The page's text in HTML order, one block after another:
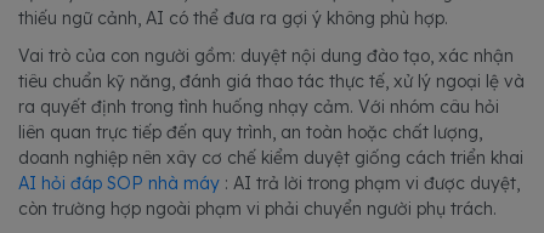
thiếu ngữ cảnh, AI có thể đưa ra gợi ý không phù hợp.
Vai trò của con người gồm: duyệt nội dung đào tạo, xác nhận
tiêu chuẩn kỹ năng, đánh giá thao tác thực tế, xử lý ngoại lệ và
ra quyết định trong tình huống nhạy cảm. Với nhóm câu hỏi
liên quan trực tiếp đến quy trình, an toàn hoặc chất lượng,
doanh nghiệp nên xây cơ chế kiểm duyệt giống cách triển khai
AI hỏi đáp SOP nhà máy : AI trả lời trong phạm vi được duyệt,
còn trường hợp ngoài phạm vi phải chuyển người phụ trách.